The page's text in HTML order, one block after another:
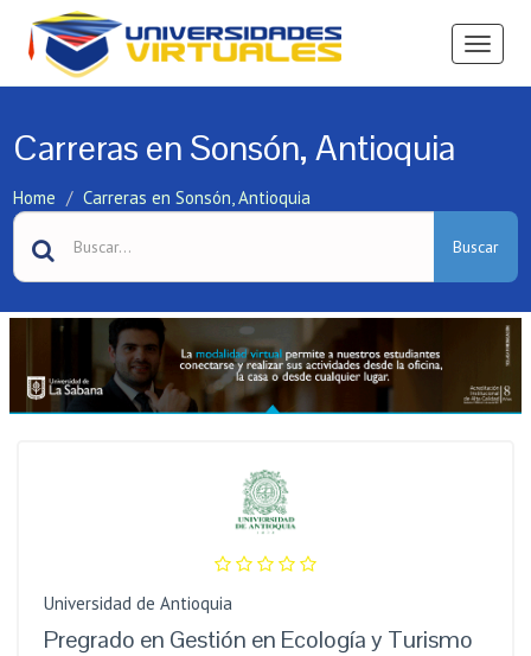
Ver
Carreras en Sonsón, Antioquia
Home Carreras en Sonsón, Antioquia
Buscar
Universidad de Antioquia
Pregrado en Gestión en Ecología y Turismo